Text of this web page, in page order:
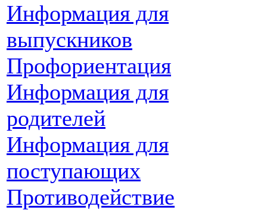
Информация для
выпускников
Профориентация
Информация для
родителей
Информация для
поступающих
Противодействие